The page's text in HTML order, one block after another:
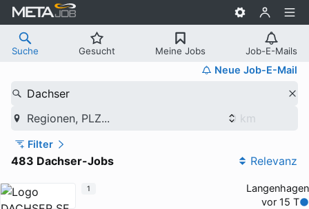
Suche Gesucht Meine Jobs Job-E-Mails
Neue Job-E-Mail
Dachser
Regionen, PLZ...
Filter
483 Dachser-Jobs Relevanz
Langenhagen
vor 15 T
1